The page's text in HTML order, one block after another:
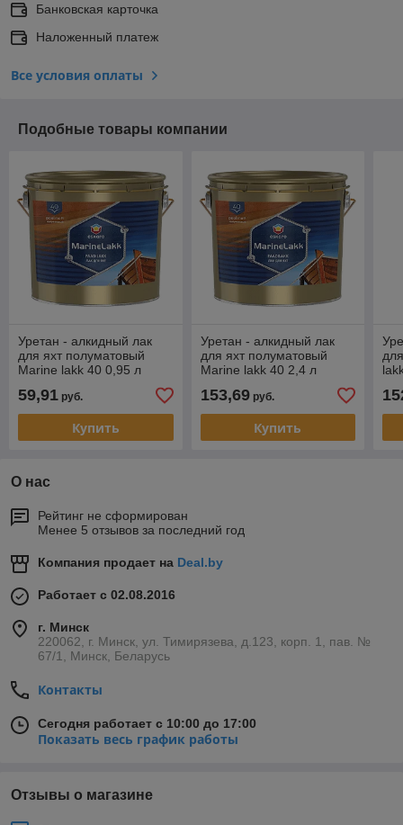
Банковская карточка
Наложенный платеж
Все условия оплаты
Подобные товары компании
Уретан - алкидный лак
для яхт полуматовый
Marine lakk 40 0,95 л
59,91 руб.
Купить
Уретан - алкидный лак
для яхт полуматовый
Marine lakk 40 2,4 л
153,69руб.
Купить
О нас
Рейтинг не сформирован
Менее 5 отзывов за последний год
Компания продает на Deal.by
Работает с 02.08.2016
г. Минск
220062, г. Минск, ул. Тимирязева, д.123, корп. 1, пав. №
67/1, Минск, Беларусь
Контакты
Сегодня работает с 10:00 до 17:00
Показать весь график работы
Отзывы о магазине